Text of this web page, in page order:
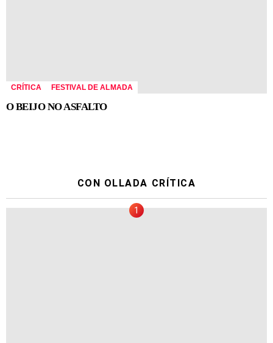
CRÍTICA FESTIVAL DE ALMADA
O BEIJO NO ASFALTO
CON OLLADA CRÍTICA